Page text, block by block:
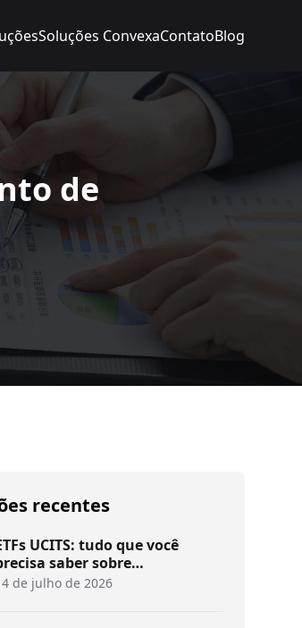
Soluções ConvexaContatoBlog
de
recentes
UCITS: tudo que você
saber sobre
de julho de 2026